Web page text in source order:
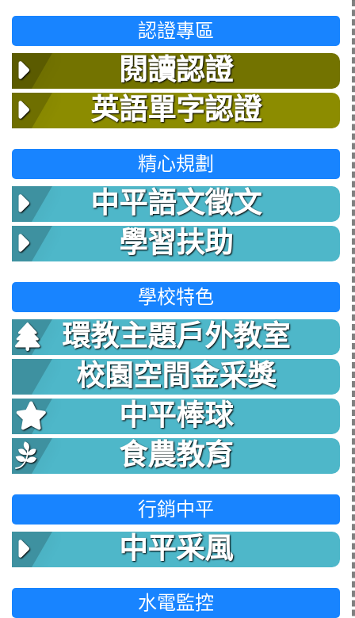
認證專區
閱讀認證
英語單字認證
精心規劃
中平語文徵文
學習扶助
學校特色
環教主題戶外教室
校園空間金采獎
中平棒球
食農教育
行銷中平
中平采風
水電監控